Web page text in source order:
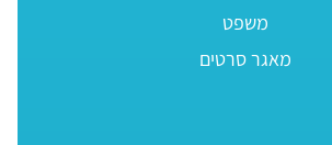
משפט
מאגר סרטים